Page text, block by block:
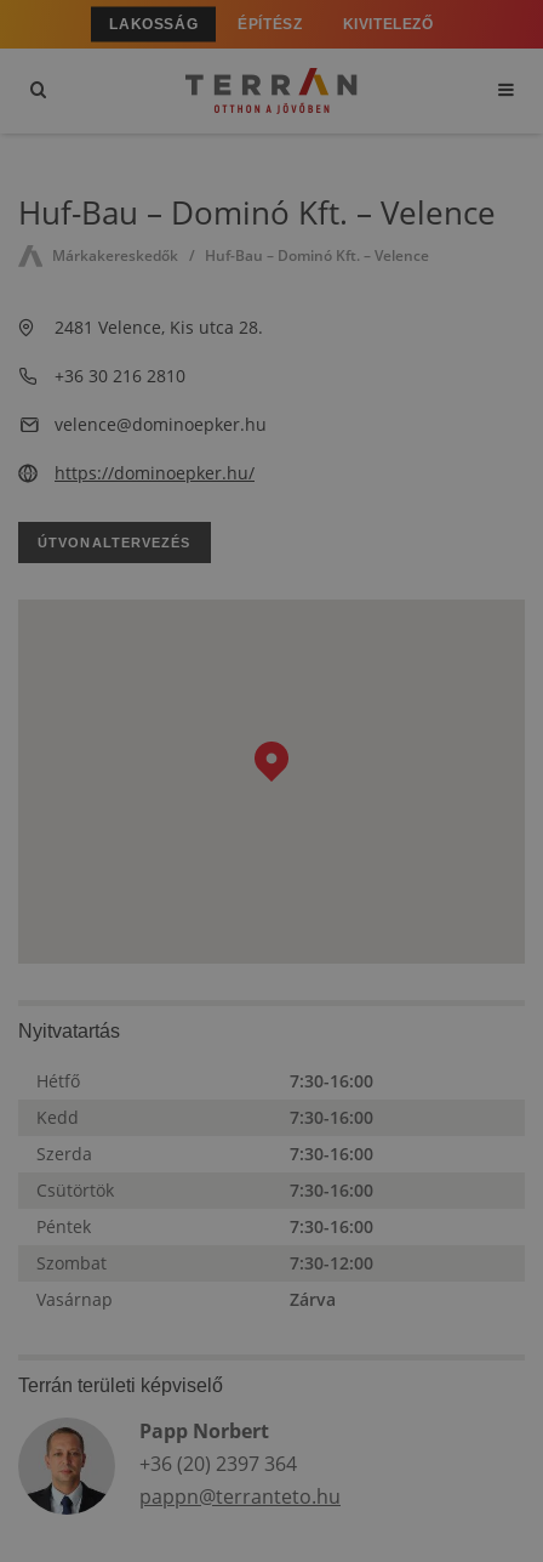
LAKOSSÁG ÉPÍTÉSZ KIVITELEZŐ
Huf-Bau – Dominó Kft. – Velence
Márkakereskedők Huf-Bau – Dominó Kft. – Velence
2481 Velence, Kis utca 28.
+36 30 216 2810
velence@dominoepker.hu
https://dominoepker.hu/
ÚTVONALTERVEZÉS
Nyitvatartás
Hétfő
7:30-16:00
Kedd
7:30-16:00
Szerda
7:30-16:00
Csütörtök
7:30-16:00
Péntek
7:30-16:00
Szombat
7:30-12:00
Vasárnap
Zárva
Terrán területi képviselő
Papp Norbert
+36 (20) 2397 364
pappn@terranteto.hu